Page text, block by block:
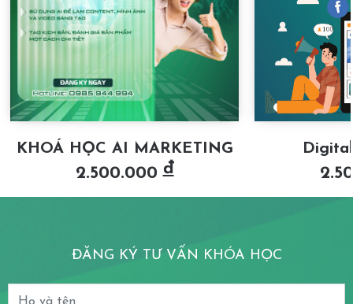
KHOÁ HỌC AI MARKETING
2.500.000đ
ĐĂNG KÝ TƯ VẤN KHÓA HỌC